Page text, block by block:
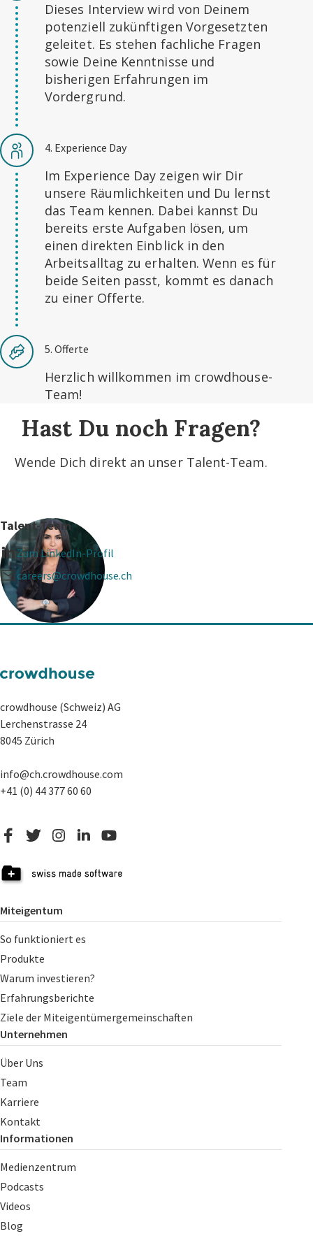
Dieses Interview wird von Deinem
potenziell zukünftigen Vorgesetzten
geleitet. Es stehen fachliche Fragen
sowie Deine Kenntnisse und
bisherigen Erfahrungen im
Vordergrund.
4. Experience Day
Im Experience Day zeigen wir Dir
unsere Räumlichkeiten und Du lernst
das Team kennen. Dabei kannst Du
bereits erste Aufgaben lösen, um
einen direkten Einblick in den
Arbeitsalltag zu erhalten. Wenn es für
beide Seiten passt, kommt es danach
zu einer Offerte.
5. Offerte
Herzlich willkommen im crowdhouse-
Team!
Hast Du noch Fragen?
Wende Dich direkt an unser Talent-Team.
Talent-Team
Zum LinkedIn-Profil
careers@crowdhouse.ch
crowdhouse (Schweiz) AG
Lerchenstrasse 24
8045 Zürich
info@ch.crowdhouse.com
+41 (0) 44 377 60 60
Miteigentum
So funktioniert es
Produkte
Warum investieren?
Erfahrungsberichte
Ziele der Miteigentümergemeinschaften
Unternehmen
Über Uns
Team
Karriere
Kontakt
Informationen
Medienzentrum
Podcasts
Videos
Blog